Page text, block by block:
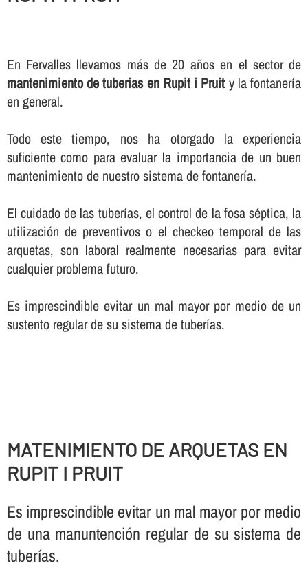
En Fervalles llevamos más de 20 años en el sector de
mantenimiento de tuberias en Rupit i Pruit y la fontanerí­a
en general.
Todo este tiempo, nos ha otorgado la experiencia
suficiente como para evaluar la importancia de un buen
mantenimiento de nuestro sistema de fontanerí­a.
El cuidado de las tuberí­as, el control de la fosa séptica, la
utilización de preventivos o el checkeo temporal de las
arquetas, son laboral realmente necesarias para evitar
cualquier problema futuro.
Es imprescindible evitar un mal mayor por medio de un
sustento regular de su sistema de tuberí­as.
MATENIMIENTO DE ARQUETAS EN
RUPIT I PRUIT
Es imprescindible evitar un mal mayor por medio
de una manuntención regular de su sistema de
tuberí­as.